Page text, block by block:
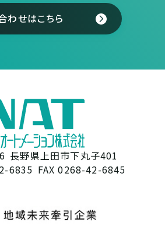
わせはこちら
長野県上田市下丸子401
6835 FAX 0268-42-6845